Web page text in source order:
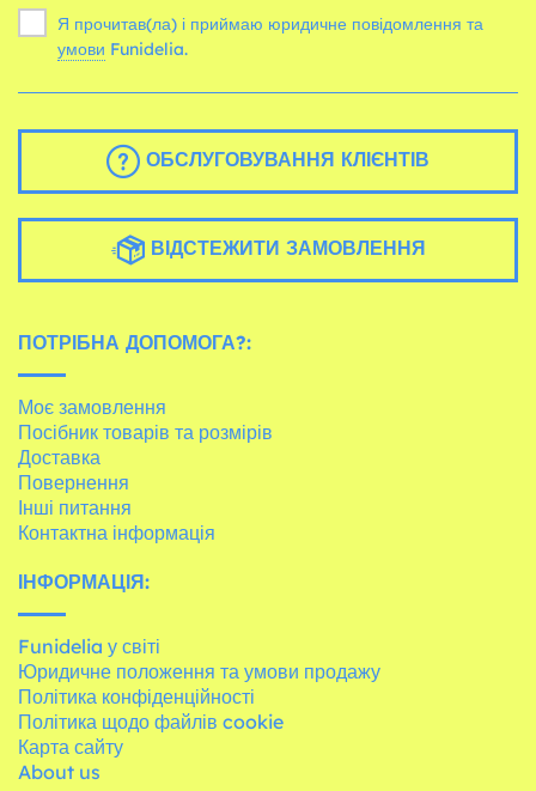
Я прочитав(ла) і приймаю юридичне повідомлення та
умови Funidelia.
ОБСЛУГОВУВАННЯ КЛІЄНТІВ
ВІДСТЕЖИТИ ЗАМОВЛЕННЯ
ПОТРІБНА ДОПОМОГА?:
Моє замовлення
Посібник товарів та розмірів
Доставка
Повернення
Інші питання
Контактна інформація
ІНФОРМАЦІЯ:
Funidelia у світі
Юридичне положення та умови продажу
Політика конфіденційності
Політика щодо файлів cookie
Карта сайту
About us